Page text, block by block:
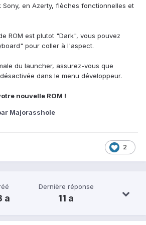
Sony, en Azerty, flèches fonctionnelles et
ROM est plutot "Dark", vous pouvez
pour coller à l'aspect.
du launcher, assurez-vous que
dans le menu développeur.
nouvelle ROM !
Majorasshole
2
a
Dernière réponse
11 a